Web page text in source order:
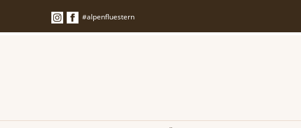
#alpenfluestern